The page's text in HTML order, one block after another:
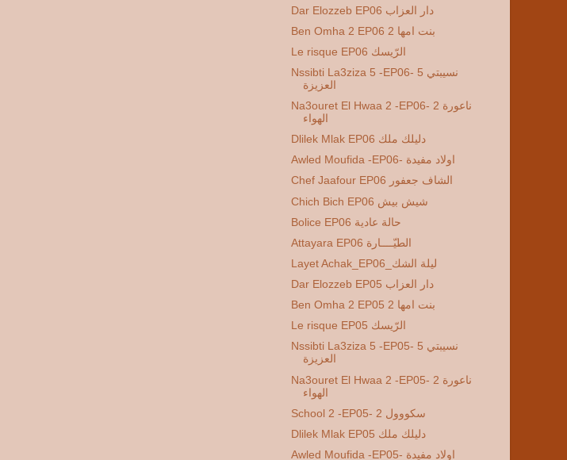
Dar Elozzeb EP06 دار العزاب
Ben Omha 2 EP06 2 بنت امها
Le risque EP06 الرّيسك
Nssibti La3ziza 5 -EP06- 5 نسيبتي
العزيزة
Na3ouret El Hwaa 2 -EP06- 2 ناعورة
الهواء
Dlilek Mlak EP06 دليلك ملك
Awled Moufida -EP06- اولاد مفيدة
Chef Jaafour EP06 الشاف جعفور
Chich Bich EP06 شيش بيش
Bolice EP06 حالة عادية
Attayara EP06 الطيّــــارة
Layet Achak_EP06_ليلة الشك
Dar Elozzeb EP05 دار العزاب
Ben Omha 2 EP05 2 بنت امها
Le risque EP05 الرّيسك
Nssibti La3ziza 5 -EP05- 5 نسيبتي
العزيزة
Na3ouret El Hwaa 2 -EP05- 2 ناعورة
الهواء
School 2 -EP05- 2 سكووول
Dlilek Mlak EP05 دليلك ملك
Awled Moufida -EP05- اولاد مفيدة